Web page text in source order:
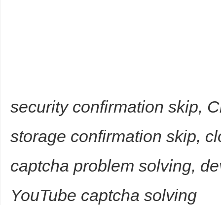
security confirmation skip,
storage confirmation skip,
captcha problem solving,
YouTube captcha solving